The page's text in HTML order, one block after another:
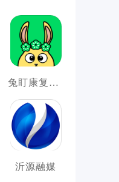
兔盯康复儿童
沂源融媒